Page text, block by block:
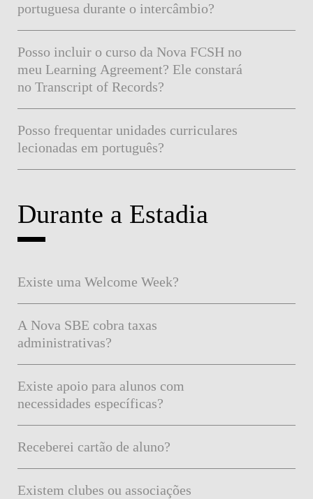
portuguesa durante o intercâmbio?
Posso incluir o curso da Nova FCSH no
meu Learning Agreement? Ele constará
no Transcript of Records?
Posso frequentar unidades curriculares
lecionadas em português?
Durante a Estadia
Existe uma Welcome Week?
A Nova SBE cobra taxas
administrativas?
Existe apoio para alunos com
necessidades específicas?
Receberei cartão de aluno?
Existem clubes ou associações